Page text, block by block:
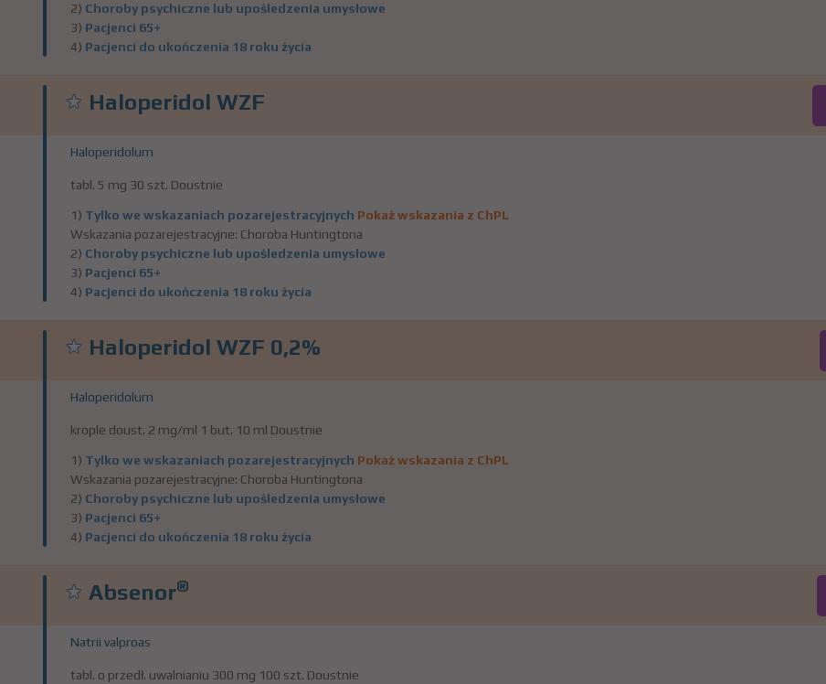
2) Choroby psychiczne lub upośledzenia umysłowe
3) Pacjenci 65+
4) Pacjenci do ukończenia 18 roku życia
Haloperidol WZF
Haloperidolum
tabl. 5 mg 30 szt. Doustnie
1) Tylko we wskazaniach pozarejestracyjnych Pokaż wskazania z ChPL
Wskazania pozarejestracyjne: Choroba Huntingtona
2) Choroby psychiczne lub upośledzenia umysłowe
3) Pacjenci 65+
4) Pacjenci do ukończenia 18 roku życia
Haloperidol WZF 0,2%
Haloperidolum
krople doust. 2 mg/ml 1 but. 10 ml Doustnie
1) Tylko we wskazaniach pozarejestracyjnych Pokaż wskazania z ChPL
Wskazania pozarejestracyjne: Choroba Huntingtona
2) Choroby psychiczne lub upośledzenia umysłowe
3) Pacjenci 65+
4) Pacjenci do ukończenia 18 roku życia
Absenor®
Natrii valproas
tabl. o przedł. uwalnianiu 300 mg 100 szt. Doustnie